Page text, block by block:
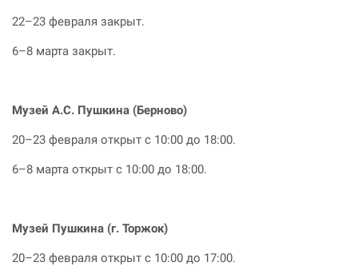
22–23 февраля закрыт.
6–8 марта закрыт.
Музей А.С. Пушкина (Берново)
20–23 февраля открыт с 10:00 до 18:00.
6–8 марта открыт с 10:00 до 18:00.
Музей Пушкина (г. Торжок)
20–23 февраля открыт с 10:00 до 17:00.